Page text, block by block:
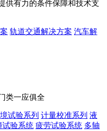
供有力的条件保障和技术支
轨道交通解决方案 汽车解
类一应俱全
试验系列 计量校准系列 液
试验系统 疲劳试验系统 多轴